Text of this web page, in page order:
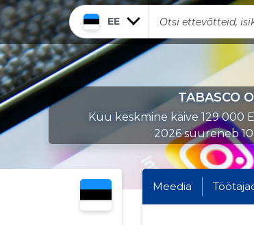
EE
TABASCO
Kuu keskmine käive 129 000
2026 suureneb
Meedia